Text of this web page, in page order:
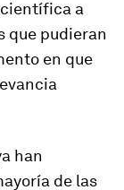
a
que pudieran
en que
han
de las